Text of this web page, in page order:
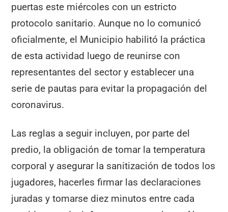
puertas este miércoles con un estricto
protocolo sanitario. Aunque no lo comunicó
oficialmente, el Municipio habilitó la práctica
de esta actividad luego de reunirse con
representantes del sector y establecer una
serie de pautas para evitar la propagación del
coronavirus.
Las reglas a seguir incluyen, por parte del
predio, la obligación de tomar la temperatura
corporal y asegurar la sanitización de todos los
jugadores, hacerles firmar las declaraciones
juradas y tomarse diez minutos entre cada